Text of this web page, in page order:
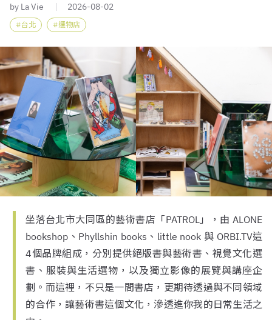
by La Vie 2026-08-02
台北 選物店
坐落台北市大同區的藝術書店「PATROL」，由 ALONE
bookshop、Phyllshin books、little nook 與 ORBI.TV這
4個品牌組成，分別提供絕版書與藝術書、視覺文化選
書、服裝與生活選物，以及獨立影像的展覽與講座企
劃。而這裡，不只是一間書店，更期待透過與不同領域
的合作，讓藝術書這個文化，滲透進你我的日常生活之